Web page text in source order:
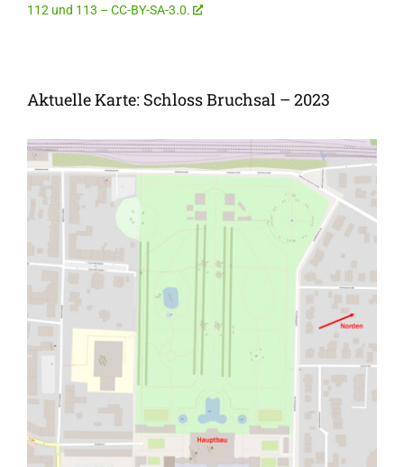
112 und 113 – CC-BY-SA-3.0.
Aktuelle Karte: Schloss Bruchsal – 2023